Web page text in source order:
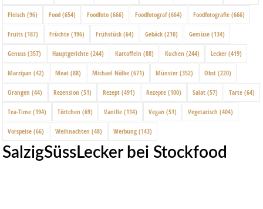
Fleisch (96) Food (654) Foodfoto (666) Foodfotograf(664) Foodfotografie (666)
Fruits (187) Früchte (196) Frühstück (64) Gebäck (210) Gemüse (134)
Genuss (357) Hauptgerichte (244) Kartoffeln (88) Kuchen (244) Lecker (419)
Marzipan (42) Meat (88) Michael Nölke (671) Münster (352) Obst (220)
Orangen (44) Rezension (51) Rezept (491) Rezepte (100) Salat (57) Tarte (64)
Tea-Time (194) Törtchen (69) Vanille (114) Vegan (51) Vegetarisch (404)
Vorspeise (66) Weihnachten (48) Werbung (143)
SalzigSüssLecker bei Stockfood